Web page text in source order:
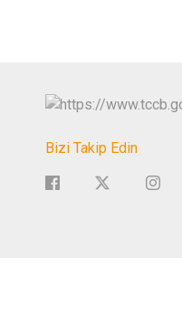
Bizi Takip Edin